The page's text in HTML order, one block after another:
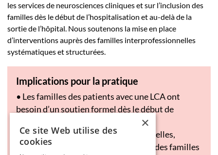
les services de neurosciences cliniques et sur l’inclusion des
familles dès le début de l’hospitalisation et au-delà de la
sortie de l’hôpital. Nous soutenons la mise en place
d’interventions auprès des familles interprofessionnelles
systématiques et structurées.
Implications pour la pratique
• Les familles des patients avec une LCA ont
besoin d’un soutien formel dès le début de
• Des interventions interprofessionnelles,
systématiques et structurées auprès des familles
×
Ce site Web utilise des
cookies